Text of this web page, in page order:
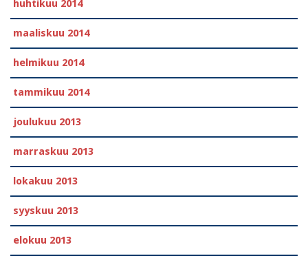
huhtikuu 2014
maaliskuu 2014
helmikuu 2014
tammikuu 2014
joulukuu 2013
marraskuu 2013
lokakuu 2013
syyskuu 2013
elokuu 2013